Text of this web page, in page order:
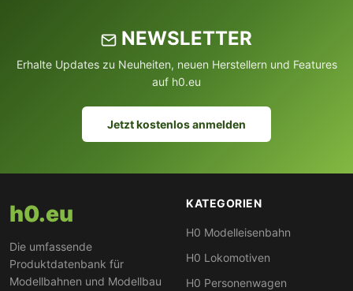
NEWSLETTER
Erhalte Updates zu Neuheiten, neuen Herstellern und Features
auf h0.eu
Jetzt kostenlos anmelden
h0.eu
Die umfassende
Produktdatenbank für
Modellbahnen und Modellbau
KATEGORIEN
H0 Modelleisenbahn
H0 Lokomotiven
H0 Personenwagen